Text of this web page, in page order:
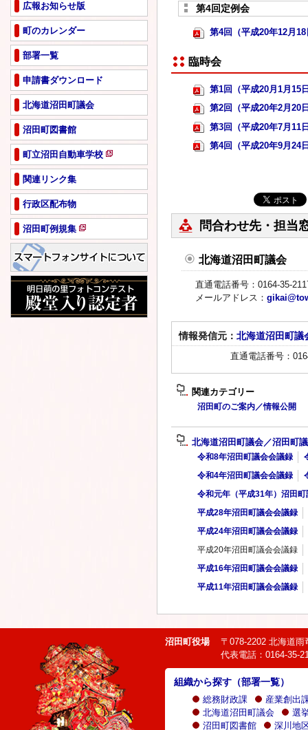
第4回定例会
第4回（平成20年12月
臨時会
第1回（平成20月1月15
第2回（平成20年2月20
第3回（平成20年7月11
第4回（平成20年9月24
問合わせ先・担当
北海道沼田町議会
直通電話番号：0164-35-
メールアドレス：
情報発信元： 北海道沼田町議
直通電話番号：
関連カテゴリー
沼田町のご案内／情報公開
北海道沼田町議会／沼田町
令和8年沼田町議会会議録
令和4年沼田町議会会議録
令和元年（平成31年）沼田町
平成28年沼田町議会会議録
平成24年沼田町議会会議録
平成20年沼田町議会会議録
平成16年沼田町議会会議録
平成11年沼田町議会会議録
ジ
開
ま
広報お知らせ版
町のカレンダー
部署一覧
申請書ダウンロード
北海道沼田町議会
沼田町図書館
町立沼田自動車学校
新
ペ
ジ
開
き
ま
す
関連リンク集
行政区配布物
沼田町例規集
新
規
ー
ジ
で
開
沼田町役場
〒078-2202 北海道
代表電話：0164-35-
組織から探す（部署一覧）
総務財政課
産業創出
北海道沼田町議会
選
沼田町図書館
深川地